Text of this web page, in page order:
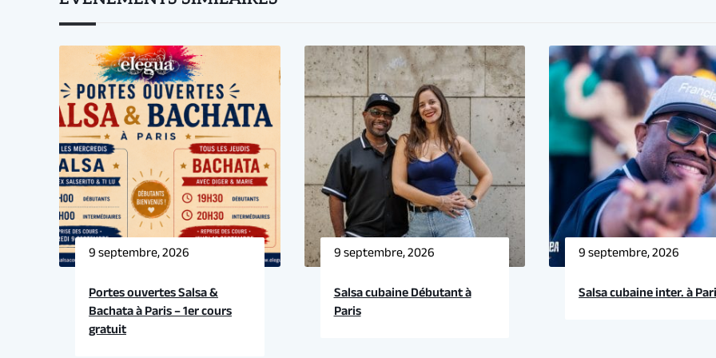
9 septembre, 2026
Portes ouvertes Salsa &
Bachata à Paris – 1er cours
gratuit
9 septembre, 2026
Salsa cubaine Débutant à
Paris
9 septembre, 2026
Salsa cubaine inter. à